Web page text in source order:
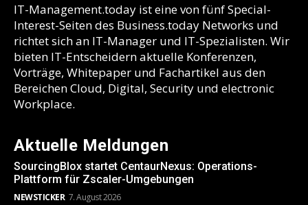
IT-Management.today ist eine von fünf Special-
Interest-Seiten des Business.today Networks und
richtet sich an IT-Manager und IT-Spezialisten. Wir
bieten IT-Entscheidern aktuelle Konferenzen,
Vorträge, Whitepaper und Fachartikel aus den
Bereichen Cloud, Digital, Security und electronic
Workplace.
Aktuelle Meldungen
SourcingBlox startet CentaurNexus: Operations-
Plattform für Zscaler-Umgebungen
NEWSTICKER 7. August 2026